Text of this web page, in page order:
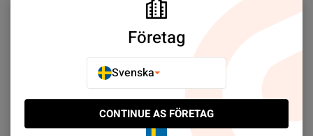
HTC VIVE Controller for
XR Elite Hoger Nyskick
SEK 869.00
HTC VIVE Controller for
XR Elite L Nyskick
SEK 869.00
Företag
Svenska
CONTINUE AS FÖRETAG